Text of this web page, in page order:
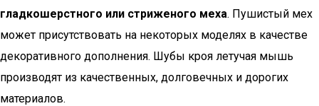
гладкошерстного или стриженого меха. Пушистый мех
может присутствовать на некоторых моделях в качестве
декоративного дополнения. Шубы кроя летучая мышь
производят из качественных, долговечных и дорогих
материалов.